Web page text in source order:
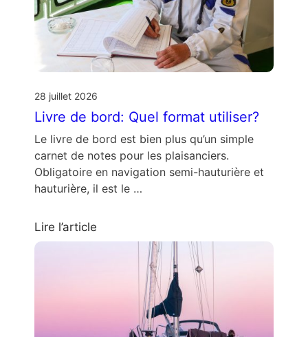
28 juillet 2026
Livre de bord: Quel format utiliser?
Le livre de bord est bien plus qu’un simple
carnet de notes pour les plaisanciers.
Obligatoire en navigation semi-hauturière et
hauturière, il est le …
Lire l’article